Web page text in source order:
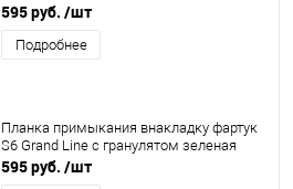
595 руб. /шт
Подробнее
Планка примыкания внакладку фартук
S6 Grand Line c гранулятом зеленая
595 руб. /шт